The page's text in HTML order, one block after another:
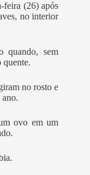
feira (26) após
no interior
quando, sem
quente.
no rosto e
ovo em um